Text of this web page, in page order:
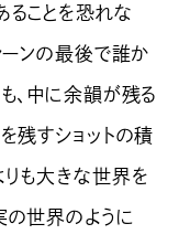
ことを恐れな
ーンの最後で誰か
、中に余韻が残る
残すショットの積
りも大きな世界を
の世界のように